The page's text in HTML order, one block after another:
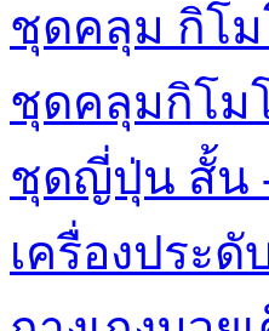
ชุดคลุม กิโ
ชุดคลุมกิโม
ชุดญี่ปุ่น สั้น
เครื่องประดั